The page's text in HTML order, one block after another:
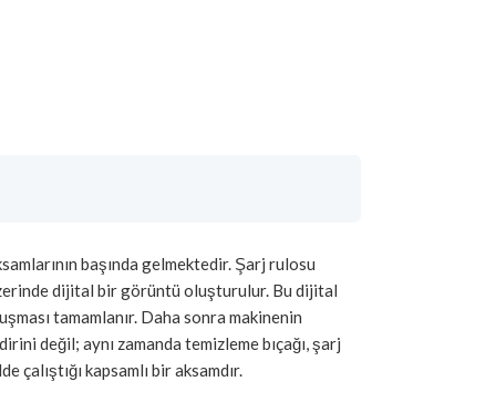
başında gelmektedir. Şarj rulosu
dijital bir görüntü oluşturulur. Bu dijital
tamamlanır. Daha sonra makinenin
değil; aynı zamanda temizleme bıçağı, şarj
kapsamlı bir aksamdır.